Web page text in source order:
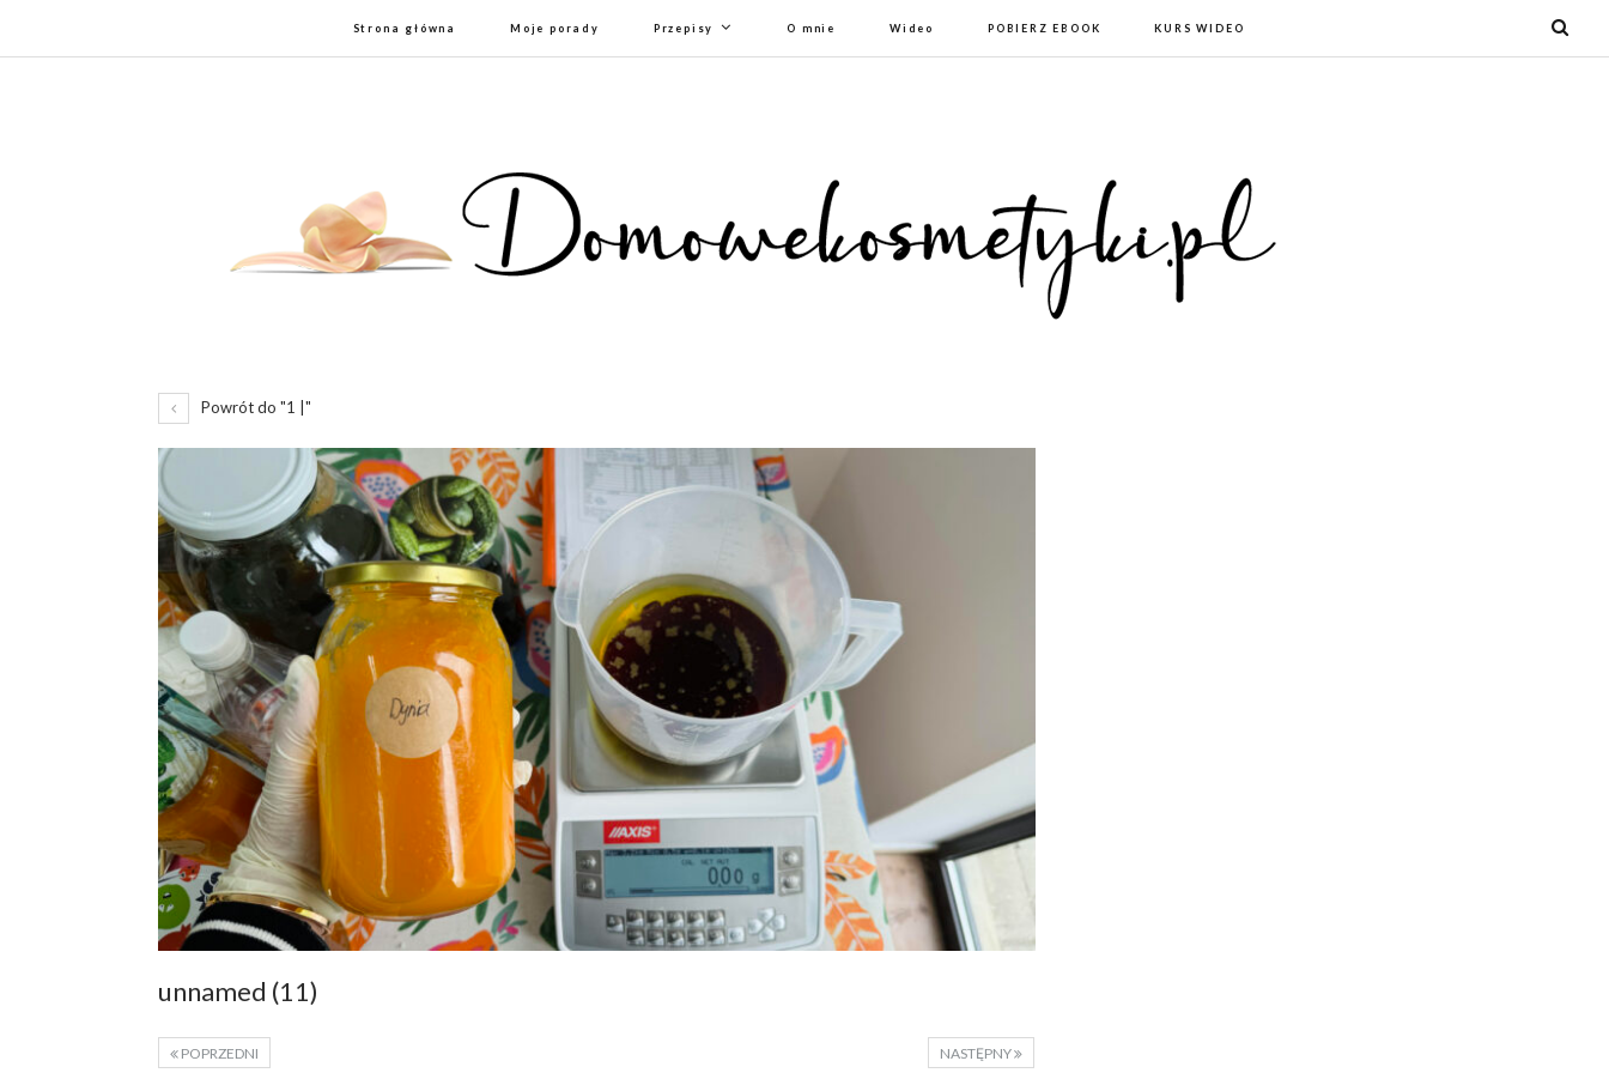
Strona główna Moje porady Przepisy O mnie Wideo POBIERZ EBOOK KURS WIDEO
Powrót do "1 |"
unnamed (11)
NASTĘPNY
POPRZEDNI